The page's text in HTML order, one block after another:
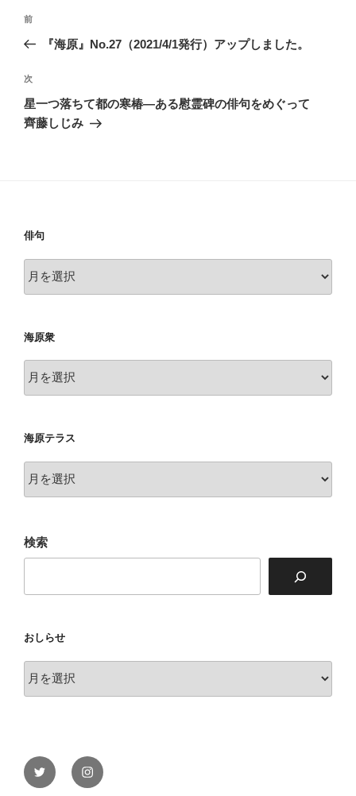
投
ビ
ゲ
ー
前
の
稿
前
『海原』No.27（2021/4/1発行）アップしました。
次
の
投
次
星一つ落ちて都の寒椿―ある慰霊碑の俳句をめぐって
齊藤しじみ
俳句
句
海原衆
原
海原テラス
原
ス
検索
おしらせ
し
Twitter Instagram